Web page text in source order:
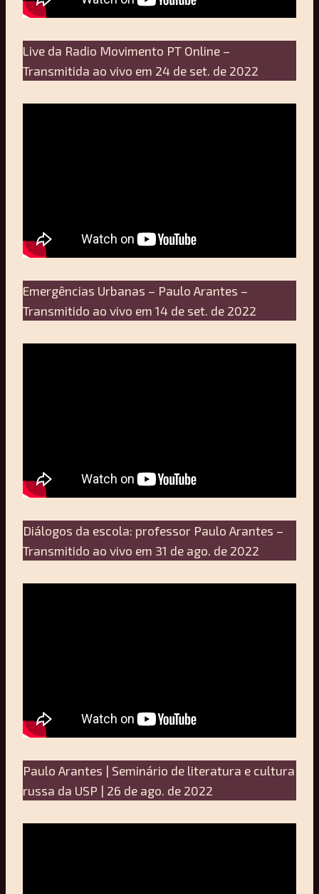
Live da Radio Movimento PT Online –
Transmitida ao vivo em 24 de set. de 2022
Emergências Urbanas – Paulo Arantes –
Transmitido ao vivo em 14 de set. de 2022
Diálogos da escola: professor Paulo Arantes –
Transmitido ao vivo em 31 de ago. de 2022
Paulo Arantes | Seminário de literatura e cultura
russa da USP | 26 de ago. de 2022